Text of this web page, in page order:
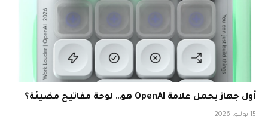
أول جهاز يحمل علامة OpenAI هو… لوحة مفاتيح مضيئة؟
15 يوليو، 2026